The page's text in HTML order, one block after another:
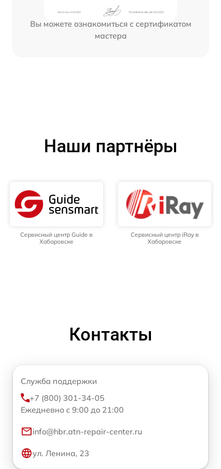
Вы можете ознакомиться с сертификатом
мастера
Наши партнёры
Сервисный центр Guide в
Хабаровске
Сервисный центр iRay в
Хабаровске
Контакты
Служба поддержки
+7 (800) 301-34-05
Ежедневно с 9:00 до 21:00
info@hbr.atn-repair-center.ru
ул. Ленина, 23